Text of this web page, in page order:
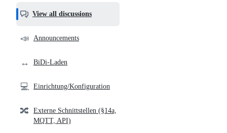
helpful,
and
community
View all discussions
📣 Announcements
↔️ BiDi-Laden
💻 Einrichtung/Konfiguration
🔀 Externe Schnittstellen (§14a,
MQTT, API)